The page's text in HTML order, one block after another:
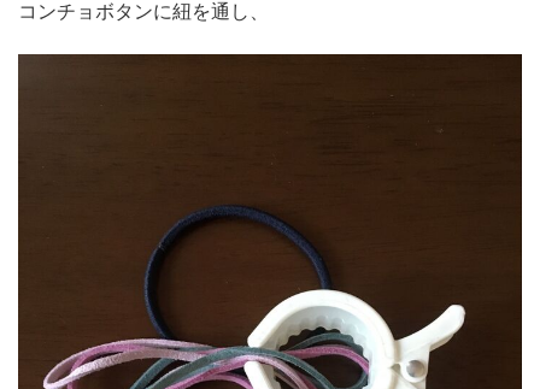
コンチョボタンに紐を通し、